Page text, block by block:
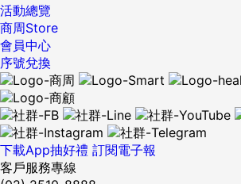
活動總覽
商周Store
會員中心
序號兌換
下載App抽好禮 訂閱電子報
客戶服務專線